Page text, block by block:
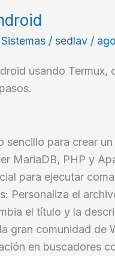
/ sedlav /
usando
sencillo para crear
MariaDB, PHP y
para ejecutar
Personaliza el
el título y la
gran comunidad de
en buscadores